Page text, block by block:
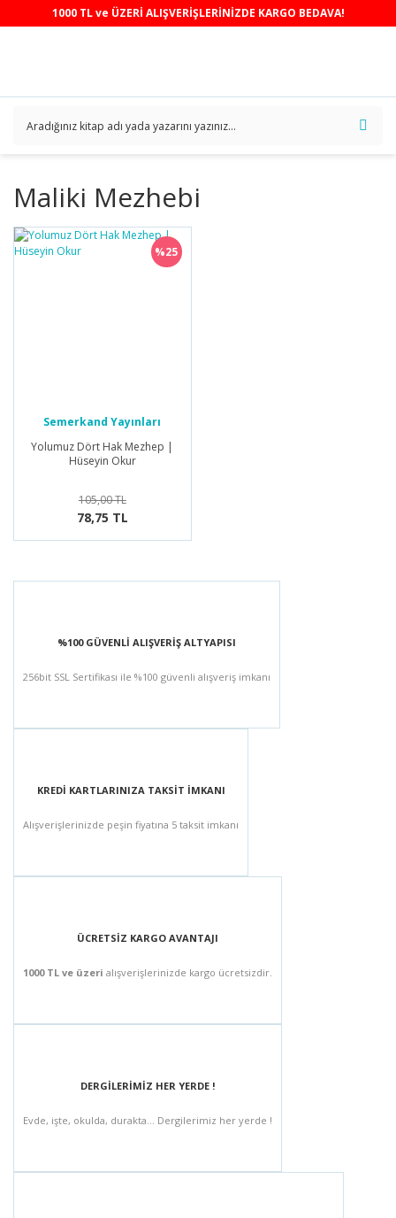
1000 TL ve ÜZERİ ALIŞVERİŞLERİNİZDE KARGO BEDAVA!
Maliki Mezhebi
%25
Semerkand Yayınları
Yolumuz Dört Hak Mezhep |
Hüseyin Okur
105,00 TL
78,75 TL
%100 GÜVENLİ ALIŞVERİŞ ALTYAPISI
256bit SSL Sertifikası ile %100 güvenli alışveriş imkanı
KREDİ KARTLARINIZA TAKSİT İMKANI
Alışverişlerinizde peşin fiyatına 5 taksit imkanı
ÜCRETSİZ KARGO AVANTAJI
1000 TL ve üzeri alışverişlerinizde kargo ücretsizdir.
DERGİLERİMİZ HER YERDE !
Evde, işte, okulda, durakta... Dergilerimiz her yerde !